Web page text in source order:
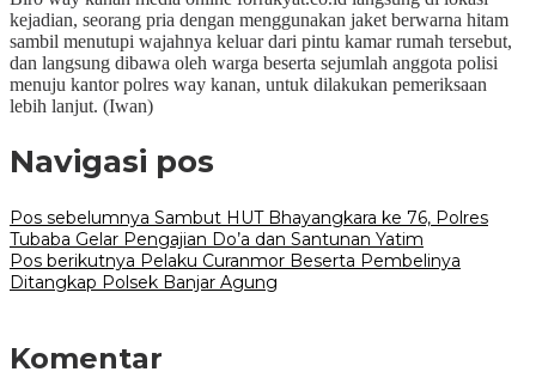
kejadian, seorang pria dengan menggunakan jaket berwarna hitam
sambil menutupi wajahnya keluar dari pintu kamar rumah tersebut,
dan langsung dibawa oleh warga beserta sejumlah anggota polisi
menuju kantor polres way kanan, untuk dilakukan pemeriksaan
lebih lanjut. (Iwan)
Navigasi pos
Pos sebelumnya Sambut HUT Bhayangkara ke 76, Polres
Tubaba Gelar Pengajian Do’a dan Santunan Yatim
Pos berikutnya Pelaku Curanmor Beserta Pembelinya
Ditangkap Polsek Banjar Agung
Komentar